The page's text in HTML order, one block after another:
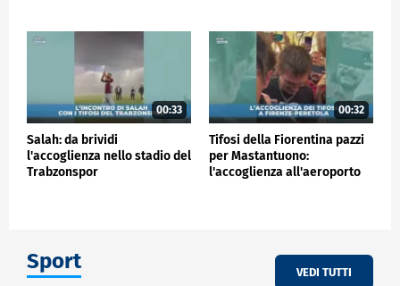
00:33
Salah: da brividi
l'accoglienza nello stadio del
Trabzonspor
00:32
Tifosi della Fiorentina pazzi
per Mastantuono:
l'accoglienza all'aeroporto
Sport VEDI TUTTI